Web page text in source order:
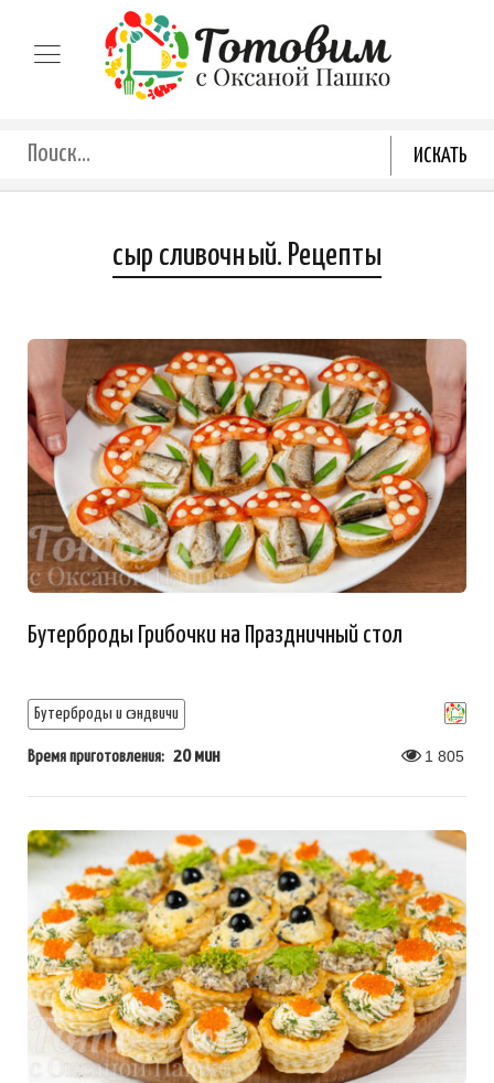
сыр сливочный. Рецепты
Бутерброды Грибочки на Праздничный стол
Бутерброды и сэндвичи
Время приготовления: 20 мин 1 805